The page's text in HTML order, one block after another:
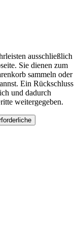
ausschließlich
Sie dienen zum
sammeln oder
Ein Rückschluss
und dadurch
weitergegeben.